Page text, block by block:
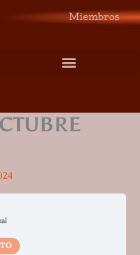
Miembros